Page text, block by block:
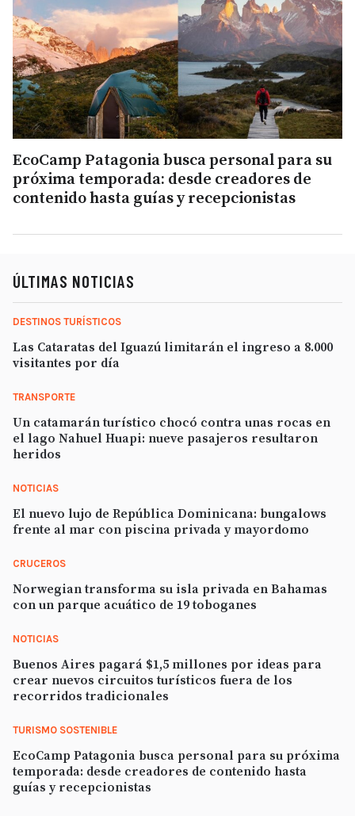
EcoCamp Patagonia busca personal para su
próxima temporada: desde creadores de
contenido hasta guías y recepcionistas
ÚLTIMAS NOTICIAS
DESTINOS TURÍSTICOS
Las Cataratas del Iguazú limitarán el ingreso a 8.000
visitantes por día
TRANSPORTE
Un catamarán turístico chocó contra unas rocas en
el lago Nahuel Huapi: nueve pasajeros resultaron
heridos
NOTICIAS
El nuevo lujo de República Dominicana: bungalows
frente al mar con piscina privada y mayordomo
CRUCEROS
Norwegian transforma su isla privada en Bahamas
con un parque acuático de 19 toboganes
NOTICIAS
Buenos Aires pagará $1,5 millones por ideas para
crear nuevos circuitos turísticos fuera de los
recorridos tradicionales
TURISMO SOSTENIBLE
EcoCamp Patagonia busca personal para su próxima
temporada: desde creadores de contenido hasta
guías y recepcionistas